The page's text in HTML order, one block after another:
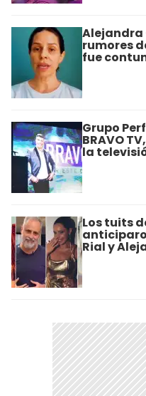
Alejandra
rumores
fue
Grupo
BRAVO
la
Los tuits
Rial y